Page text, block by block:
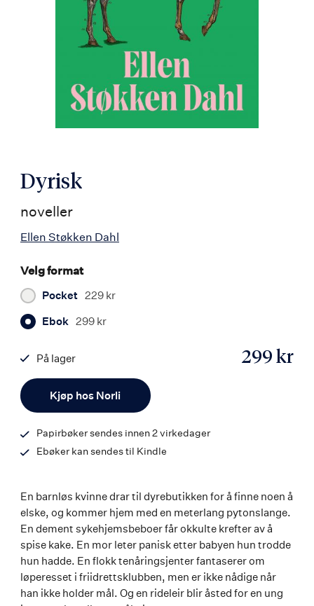
Dyrisk
noveller
Ellen Støkken Dahl
Velg format
Pocket 229 kr
Ebok 299 kr
Kjøp hos Norli
299 kr
På lager
9788203458033
Papirbøker sendes innen 2 virkedager
Ebøker kan sendes til Kindle
En barnløs kvinne drar til dyrebutikken for å finne noen å
elske, og kommer hjem med en meterlang pytonslange.
En dement sykehjemsbeboer får okkulte krefter av å
spise kake. En mor leter panisk etter babyen hun trodde
hun hadde. En flokk tenåringsjenter fantaserer om
løperesset i friidrettsklubben, men er ikke nådige når
han ikke holder mål. Og en rideleir blir åsted for en ung